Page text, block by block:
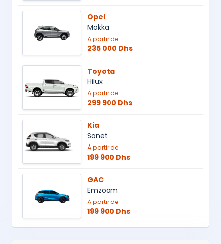
Opel
Mokka
À partir de
235 000 Dhs
Toyota
Hilux
À partir de
299 900 Dhs
Kia
Sonet
À partir de
199 900 Dhs
GAC
Emzoom
À partir de
199 900 Dhs